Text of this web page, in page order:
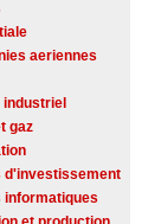
aeriennes
gaz
d'investissement
informatiques